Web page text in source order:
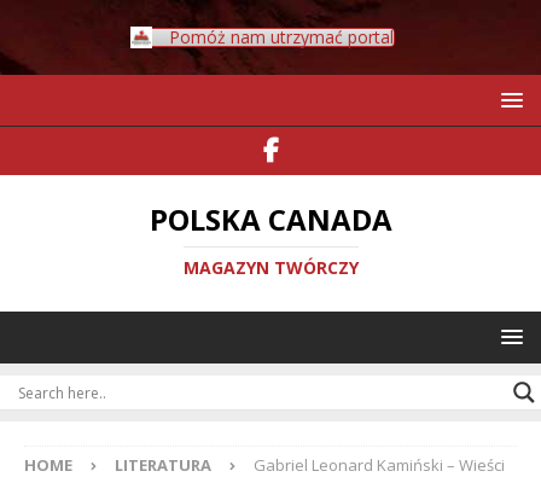
Pomóż nam utrzymać portal
POLSKA CANADA
MAGAZYN TWÓRCZY
HOME LITERATURA
Gabriel Leonard Kamiński – Wieści